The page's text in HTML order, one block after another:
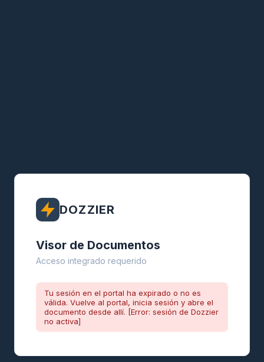
DOZZIER
Visor de Documentos
Acceso integrado requerido
Tu sesión en el portal ha expirado o no es
válida. Vuelve al portal, inicia sesión y abre el
documento desde allí. [Error: sesión de Dozzier
no activa]